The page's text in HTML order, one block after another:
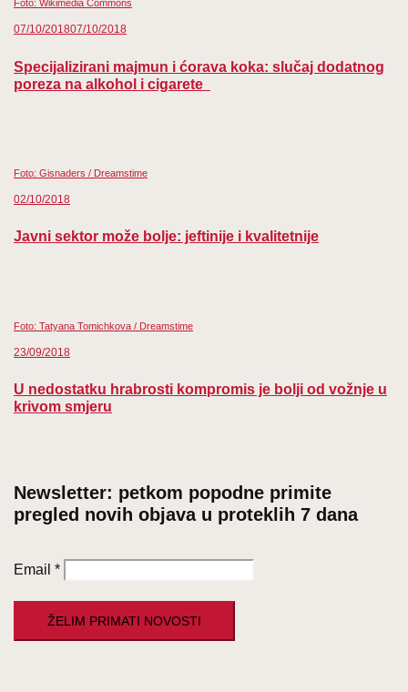
Foto: Wikimedia Commons
07/10/201807/10/2018
Specijalizirani majmun i ćorava koka: slučaj dodatnog
poreza na alkohol i cigarete
Foto: Gisnaders / Dreamstime
02/10/2018
Javni sektor može bolje: jeftinije i kvalitetnije
Foto: Tatyana Tomichkova / Dreamstime
23/09/2018
U nedostatku hrabrosti kompromis je bolji od vožnje u
krivom smjeru
Newsletter: petkom popodne primite
pregled novih objava u proteklih 7 dana
Email *